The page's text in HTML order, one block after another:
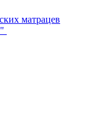
матрацев